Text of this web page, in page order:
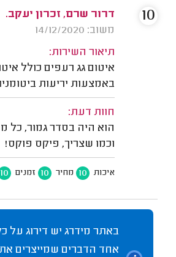
דרור שרם, זכרון יעקב.
משוב: 14/12/2020
תיאור השירות:
איטום גג רעפים כולל
באמצעות יריעות
חוות דעת:
הוא היה בסדר גמור,
וכמו שצריך, פיקס פוקס!
איכות 10 מחיר 10 זמנים 10
10
באתר מידרג יש דירוג על
אחד הדברים שמייצרים